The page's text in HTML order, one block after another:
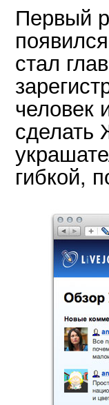
Первый
стал
человек
сделать
гибкой,